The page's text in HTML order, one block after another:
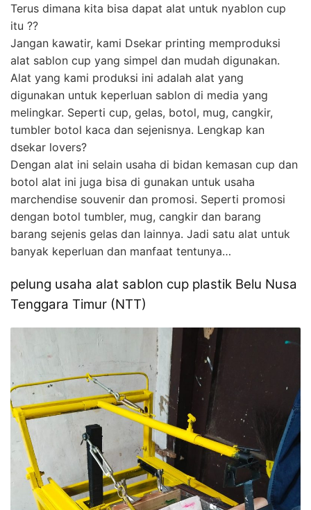
Terus dimana kita bisa dapat alat untuk nyablon cup
itu ??
Jangan kawatir, kami Dsekar printing memproduksi
alat sablon cup yang simpel dan mudah digunakan.
Alat yang kami produksi ini adalah alat yang
digunakan untuk keperluan sablon di media yang
melingkar. Seperti cup, gelas, botol, mug, cangkir,
tumbler botol kaca dan sejenisnya. Lengkap kan
dsekar lovers?
Dengan alat ini selain usaha di bidan kemasan cup dan
botol alat ini juga bisa di gunakan untuk usaha
marchendise souvenir dan promosi. Seperti promosi
dengan botol tumbler, mug, cangkir dan barang
barang sejenis gelas dan lainnya. Jadi satu alat untuk
banyak keperluan dan manfaat tentunya…
pelung usaha alat sablon cup plastik Belu Nusa
Tenggara Timur (NTT)